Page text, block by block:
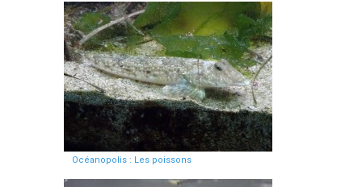
Océanopolis : Les poissons